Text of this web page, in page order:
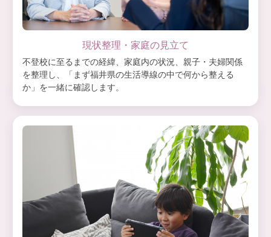
現状整理・家庭の見立て
不登校に至るまでの経緯、家庭内の状況、親子・夫婦関係
を整理し、「まず福井県の生活導線の中で何から整える
か」を一緒に確認します。